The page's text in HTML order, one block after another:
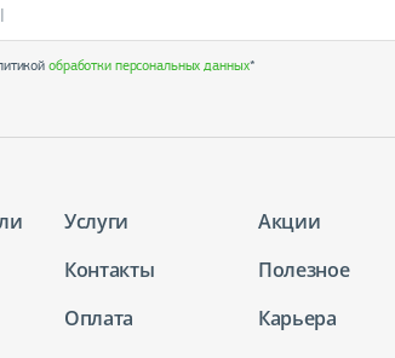
обработки персональных данных*
Услуги
Акции
Контакты
Полезное
Оплата
Карьера